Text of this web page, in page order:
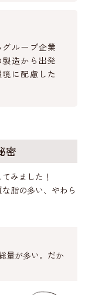
ループ企業
造から出発
に配慮した
密
みました！
脂の多い、やわら
量が多い。だか